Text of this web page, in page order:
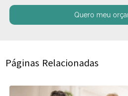
Quero meu
Páginas Relacionadas